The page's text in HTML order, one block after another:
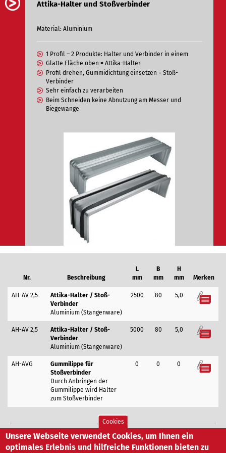
Attika-Halter und Stoßverbinder
Material: Aluminium
1 Profil – 2 Produkte: Halter und Verbinder in einem
Glatte Fläche oben = Attika-Halter
Profil drehen, Gummidichtung einsetzen = Stoß-
Verbinder
Sehr einfach zu verarbeiten
Beim Schneiden keine Abnutzung am Messer und
Biegewange
AH-AV 2,5
Attika-Halter / Stoß-
Verbinder
Aluminium (Stangenware)
2500 80 5,0
AH-AV 2,5
Attika-Halter / Stoß-
Verbinder
Aluminium (Stangenware)
5000 80 5,0
AH-AVG
Gummilippe für
Stoßverbinder
Durch Anbringen der
Gummilippe wird Halter
zum Stoßverbinder
0 0 0
Altvater GmbH|Carl-Zeiss-Str. 9|71154 Nufringen|
Tel+49 (0) 70 32/8 94 51-0 |Fax +49 (0) 70 32/8 94 51-99| mail@altvater.de
Cookies
Unsere Webseite verwendet Cookies, um Ihnen ein
optimales Erlebnis und hilfreiche Funktionen bieten zu